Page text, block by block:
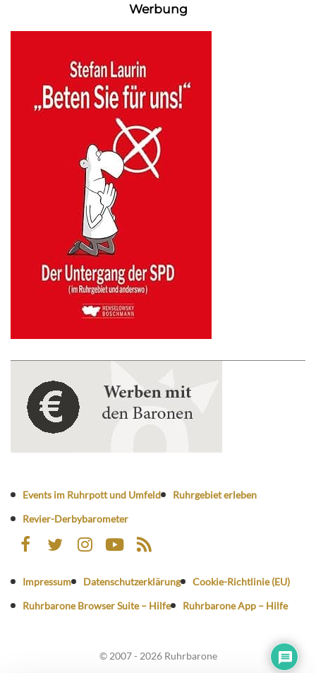
Werbung
Events im Ruhrpott und Umfeld
Ruhrgebiet erleben
Revier-Derbybarometer
Impressum Datenschutzerklärung
Cookie-Richtlinie (EU)
Ruhrbarone Browser Suite – Hilfe
Ruhrbarone App – Hilfe
© 2007 - 2026 Ruhrbarone